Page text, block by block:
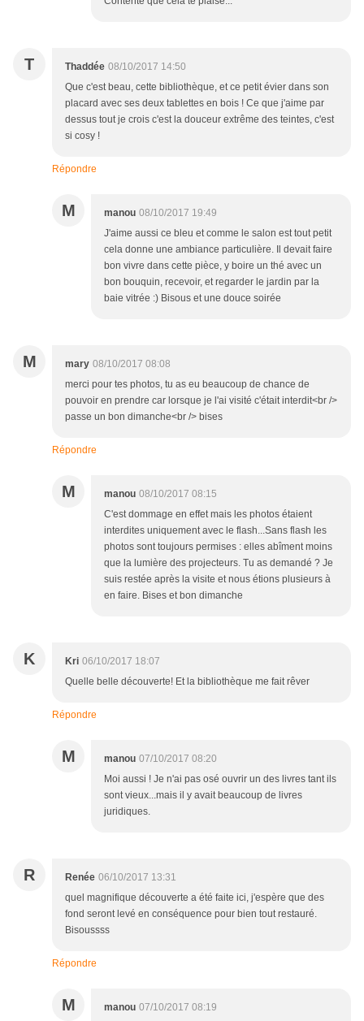
T Thaddée 08/10/2017 14:50
Que c'est beau, cette bibliothèque, et ce petit évier dans son
placard avec ses deux tablettes en bois ! Ce que j'aime par
dessus tout je crois c'est la douceur extrême des teintes, c'est
si cosy !
Répondre
M manou 08/10/2017 19:49
J'aime aussi ce bleu et comme le salon est tout petit
cela donne une ambiance particulière. Il devait faire
bon vivre dans cette pièce, y boire un thé avec un
bon bouquin, recevoir, et regarder le jardin par la
baie vitrée :) Bisous et une douce soirée
M mary 08/10/2017 08:08
merci pour tes photos, tu as eu beaucoup de chance de
pouvoir en prendre car lorsque je l'ai visité c'était interdit<br />
passe un bon dimanche<br /> bises
Répondre
M manou 08/10/2017 08:15
C'est dommage en effet mais les photos étaient
interdites uniquement avec le flash...Sans flash les
photos sont toujours permises : elles abîment moins
que la lumière des projecteurs. Tu as demandé ? Je
suis restée après la visite et nous étions plusieurs à
en faire. Bises et bon dimanche
K Kri 06/10/2017 18:07
Quelle belle découverte! Et la bibliothèque me fait rêver
Répondre
M manou 07/10/2017 08:20
Moi aussi ! Je n'ai pas osé ouvrir un des livres tant ils
sont vieux...mais il y avait beaucoup de livres
juridiques.
R Renée 06/10/2017 13:31
quel magnifique découverte a été faite ici, j'espère que des
fond seront levé en conséquence pour bien tout restauré.
Bisoussss
Répondre
M manou 07/10/2017 08:19